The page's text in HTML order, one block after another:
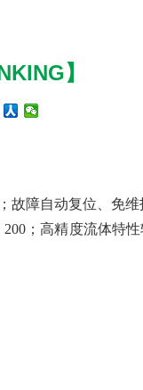
】
障自动复位、免维
200 ；高精度流体特